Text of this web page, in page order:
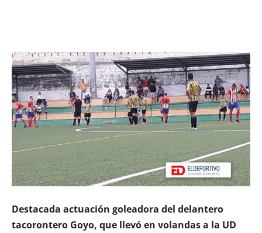
Destacada actuación goleadora del delantero
tacorontero Goyo, que llevó en volandas a la UD